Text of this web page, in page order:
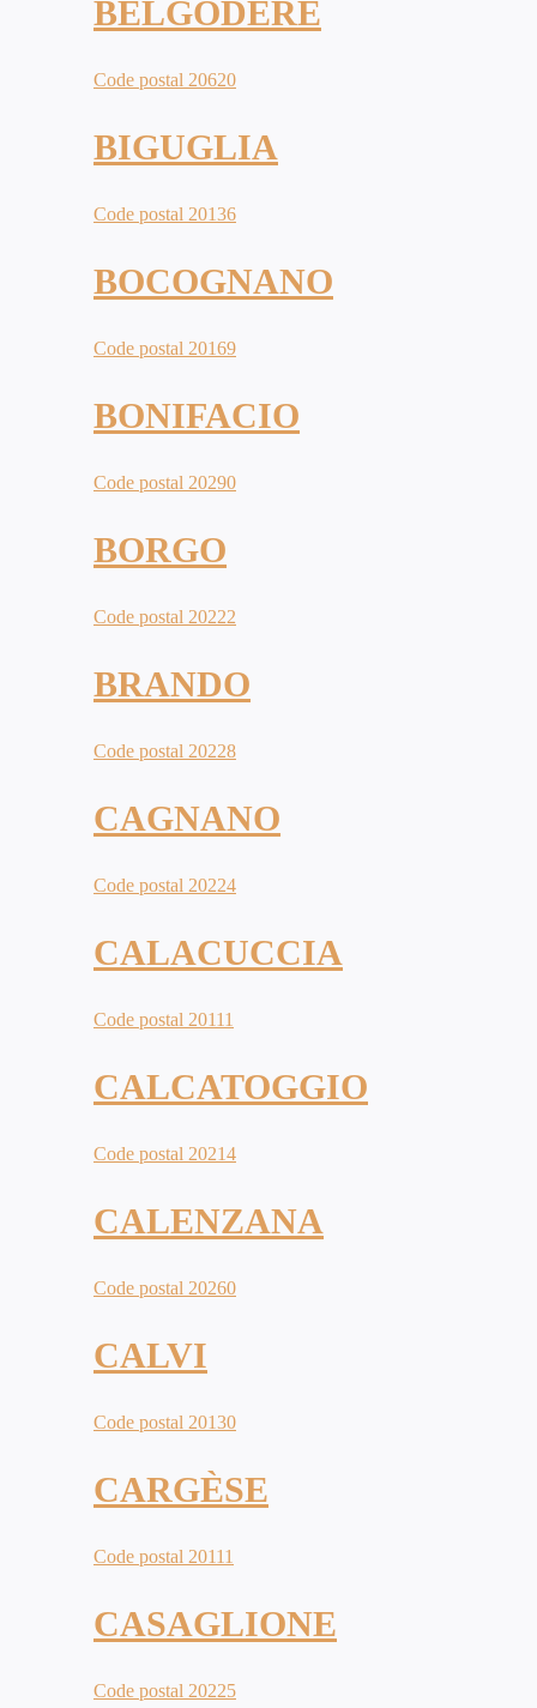
BELGODÈRE
Code postal 20620
BIGUGLIA
Code postal 20136
BOCOGNANO
Code postal 20169
BONIFACIO
Code postal 20290
BORGO
Code postal 20222
BRANDO
Code postal 20228
CAGNANO
Code postal 20224
CALACUCCIA
Code postal 20111
CALCATOGGIO
Code postal 20214
CALENZANA
Code postal 20260
CALVI
Code postal 20130
CARGÈSE
Code postal 20111
CASAGLIONE
Code postal 20225